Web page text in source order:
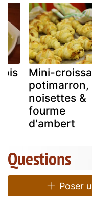
Mini-
potimarron,
noisettes &
fourme
d'ambert
Questions
Poser